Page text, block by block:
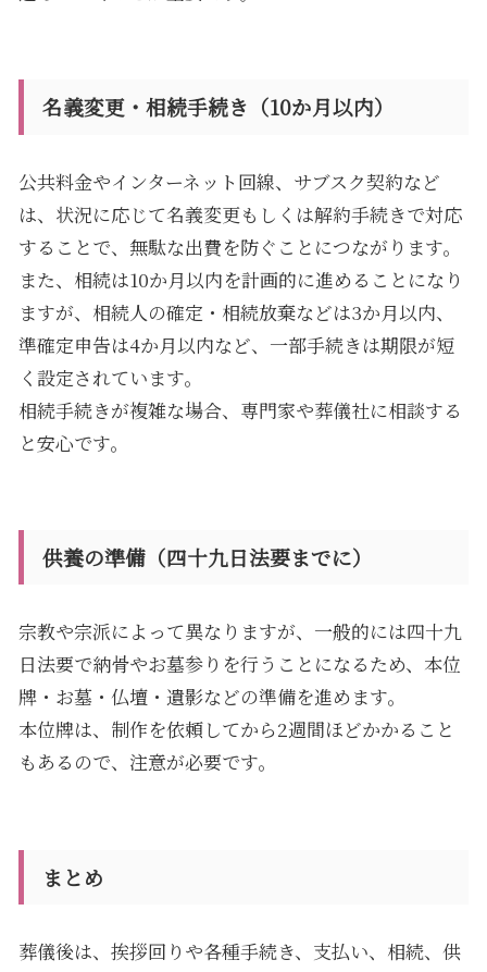
名義変更・相続手続き（10か月以内）
公共料金やインターネット回線、サブスク契約など
は、状況に応じて名義変更もしくは解約手続きで対応
することで、無駄な出費を防ぐことにつながります。
また、相続は10か月以内を計画的に進めることになり
ますが、相続人の確定・相続放棄などは3か月以内、
準確定申告は4か月以内など、一部手続きは期限が短
く設定されています。
相続手続きが複雑な場合、専門家や葬儀社に相談する
と安心です。
供養の準備（四十九日法要までに）
宗教や宗派によって異なりますが、一般的には四十九
日法要で納骨やお墓参りを行うことになるため、本位
牌・お墓・仏壇・遺影などの準備を進めます。
本位牌は、制作を依頼してから2週間ほどかかること
もあるので、注意が必要です。
まとめ
葬儀後は、挨拶回りや各種手続き、支払い、相続、供